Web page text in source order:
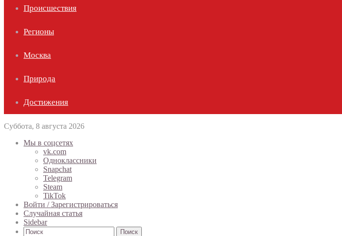
Происшествия
Регионы
Москва
Природа
Достижения
Суббота, 8 августа 2026
Мы в соцсетях
vk.com
Одноклассники
Snapchat
Telegram
Steam
TikTok
Войти / Зарегистрироваться
Случайная статья
Sidebar
Поиск